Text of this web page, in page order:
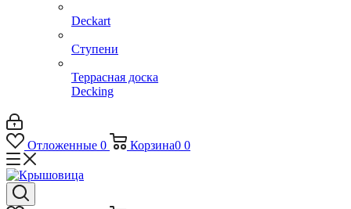
Deckart
Ступени
Террасная доска
Decking
Отложенные 0 Корзина0 0